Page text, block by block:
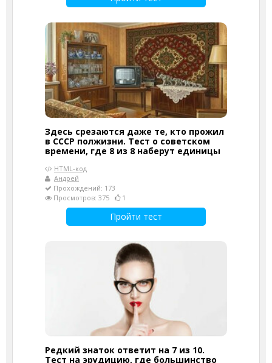
Здесь срезаются даже те, кто прожил
в СССР полжизни. Тест о советском
времени, где 8 из 8 наберут единицы
HTML-код
Андрей
Прохождений: 173
Просмотров: 375
1
Пройти тест
Редкий знаток ответит на 7 из 10.
Тест на эрудицию, где большинство